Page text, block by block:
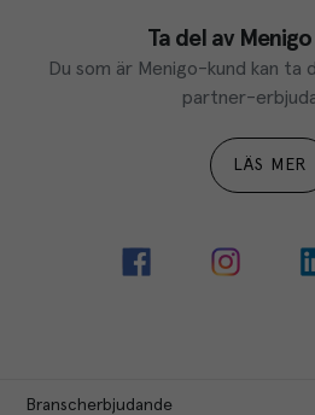
Ta del av
Du som är Menigo-kund kan ta
partner-
LÄS MER
Branscherbjudande